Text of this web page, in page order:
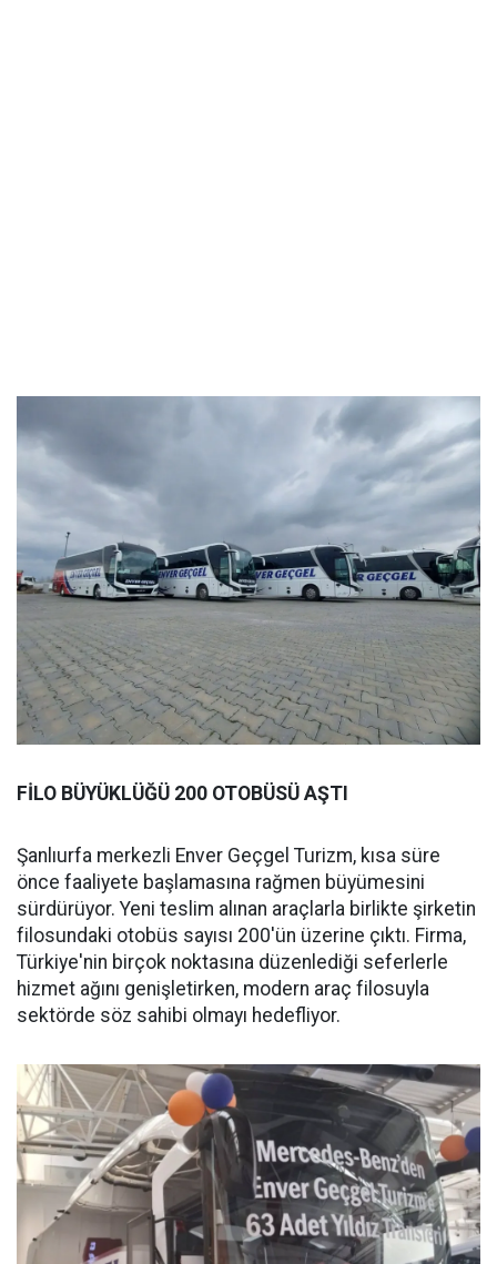
FİLO BÜYÜKLÜĞÜ 200 OTOBÜSÜ AŞTI
Şanlıurfa merkezli Enver Geçgel Turizm, kısa süre
önce faaliyete başlamasına rağmen büyümesini
sürdürüyor. Yeni teslim alınan araçlarla birlikte şirketin
filosundaki otobüs sayısı 200'ün üzerine çıktı. Firma,
Türkiye'nin birçok noktasına düzenlediği seferlerle
hizmet ağını genişletirken, modern araç filosuyla
sektörde söz sahibi olmayı hedefliyor.